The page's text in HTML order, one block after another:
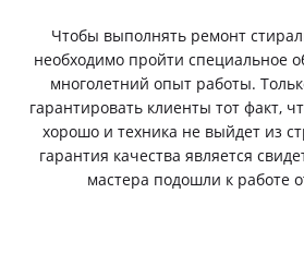
Чтобы выполнять ремонт
необходимо пройти специальное
многолетний опыт работы.
гарантировать клиенты тот факт,
хорошо и техника не выйдет из
гарантия качества является
мастера подошли к работе